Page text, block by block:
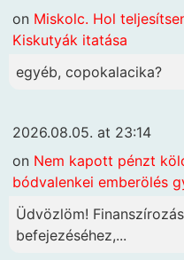
on Miskolc. Hol
Kiskutyák itatása
egyéb, copokalacika?
2026.08.05. at 23:14
on Nem kapott pénzt
bódvalenkei emberölés
Üdvözlöm!
befejezéséhez,...